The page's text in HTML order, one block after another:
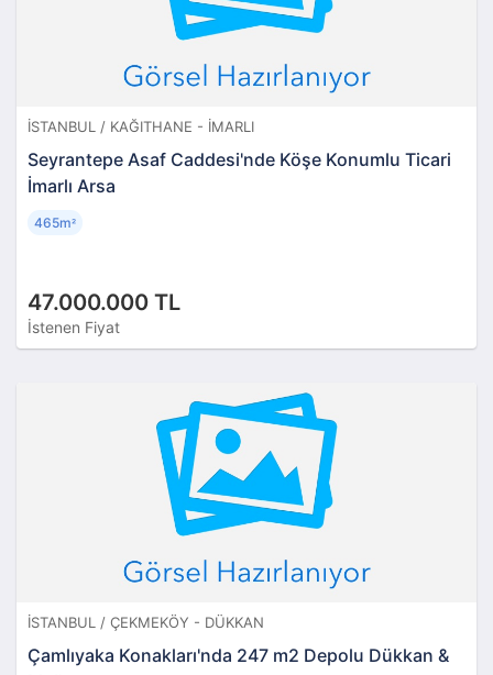
İSTANBUL / KAĞITHANE - İMARLI
Seyrantepe Asaf Caddesi'nde Köşe Konumlu Ticari
İmarlı Arsa
47.000.000 TL
İstenen Fiyat
465m²
İSTANBUL / ÇEKMEKÖY - DÜKKAN
Çamlıyaka Konakları'nda 247 m2 Depolu Dükkan &